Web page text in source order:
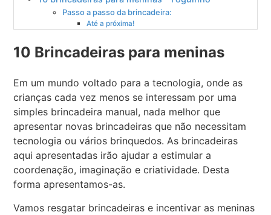
Passo a passo da brincadeira:
Até a próxima!
10 Brincadeiras para meninas
Em um mundo voltado para a tecnologia, onde as
crianças cada vez menos se interessam por uma
simples brincadeira manual, nada melhor que
apresentar novas brincadeiras que não necessitam
tecnologia ou vários brinquedos. As brincadeiras
aqui apresentadas irão ajudar a estimular a
coordenação, imaginação e criatividade. Desta
forma apresentamos-as.
Vamos resgatar brincadeiras e incentivar as meninas